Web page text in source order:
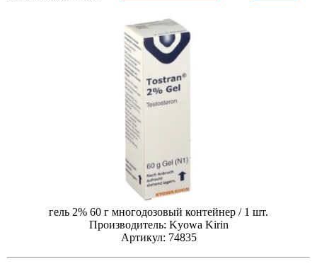
гель 2% 60 г многодозовый контейнер / 1 шт.
Производитель: Kyowa Kirin
Артикул: 74835